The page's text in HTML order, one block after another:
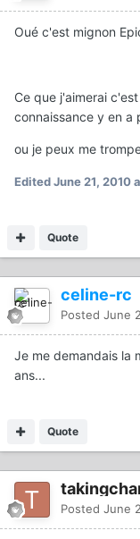
Oué c'est mignon
Ce que j'aimerai
connaissance y en a
ou je peux me
EditedJune 21, 2010
Quote
celine-rc
Posted June
Je me demandais la
ans...
Quote
Posted June